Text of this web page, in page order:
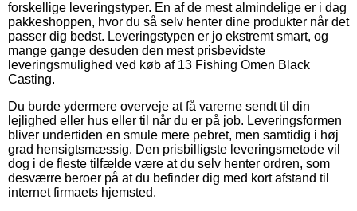
forskellige leveringstyper. En af de mest almindelige er i dag
pakkeshoppen, hvor du så selv henter dine produkter når det
passer dig bedst. Leveringstypen er jo ekstremt smart, og
mange gange desuden den mest prisbevidste
leveringsmulighed ved køb af 13 Fishing Omen Black
Casting.
Du burde ydermere overveje at få varerne sendt til din
lejlighed eller hus eller til når du er på job. Leveringsformen
bliver undertiden en smule mere pebret, men samtidig i høj
grad hensigtsmæssig. Den prisbilligste leveringsmetode vil
dog i de fleste tilfælde være at du selv henter ordren, som
desværre beroer på at du befinder dig med kort afstand til
internet firmaets hjemsted.